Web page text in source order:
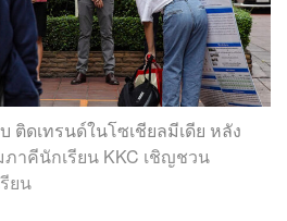
ติดเทรนด์ในโซเชียลมีเดีย หลัง
าคีนักเรียน KKC เชิญชวน
ยน